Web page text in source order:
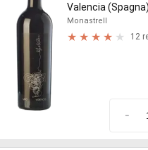
Valencia (Spagna)
Monastrell
12
-